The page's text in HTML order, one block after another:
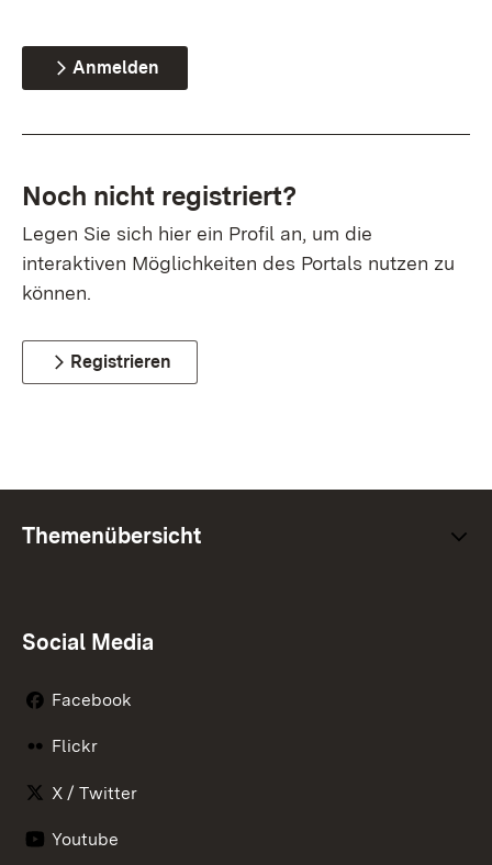
Anmelden
Noch nicht registriert?
Legen Sie sich hier ein Profil an, um die
interaktiven Möglichkeiten des Portals nutzen zu
können.
Registrieren
Themenübersicht
Social Media
Facebook
Flickr
X / Twitter
Youtube